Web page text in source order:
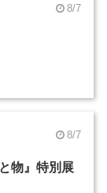
8/7
8/7
物』特別展